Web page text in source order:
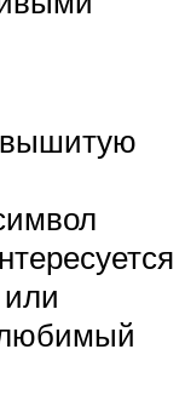
вышитую
любимый